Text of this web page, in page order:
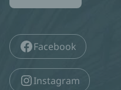
Facebook
Instagram